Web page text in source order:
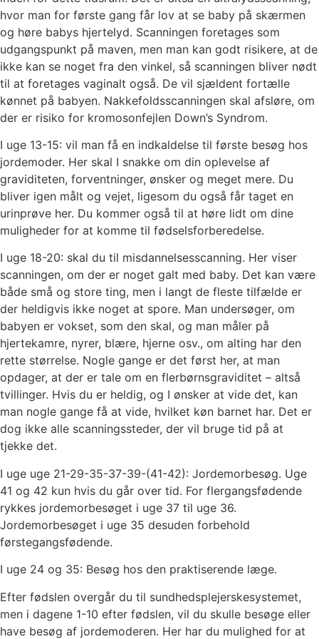
hvor man for første gang får lov at se baby på skærmen
og høre babys hjertelyd. Scanningen foretages som
udgangspunkt på maven, men man kan godt risikere, at de
ikke kan se noget fra den vinkel, så scanningen bliver nødt
til at foretages vaginalt også. De vil sjældent fortælle
kønnet på babyen. Nakkefoldsscanningen skal afsløre, om
der er risiko for kromosonfejlen Down’s Syndrom.
I uge 13-15: vil man få en indkaldelse til første besøg hos
jordemoder. Her skal I snakke om din oplevelse af
graviditeten, forventninger, ønsker og meget mere. Du
bliver igen målt og vejet, ligesom du også får taget en
urinprøve her. Du kommer også til at høre lidt om dine
muligheder for at komme til fødselsforberedelse.
I uge 18-20: skal du til misdannelsesscanning. Her viser
scanningen, om der er noget galt med baby. Det kan være
både små og store ting, men i langt de fleste tilfælde er
der heldigvis ikke noget at spore. Man undersøger, om
babyen er vokset, som den skal, og man måler på
hjertekamre, nyrer, blære, hjerne osv., om alting har den
rette størrelse. Nogle gange er det først her, at man
opdager, at der er tale om en flerbørnsgraviditet – altså
tvillinger. Hvis du er heldig, og I ønsker at vide det, kan
man nogle gange få at vide, hvilket køn barnet har. Det er
dog ikke alle scanningssteder, der vil bruge tid på at
tjekke det.
I uge uge 21-29-35-37-39-(41-42): Jordemorbesøg. Uge
41 og 42 kun hvis du går over tid. For flergangsfødende
rykkes jordemorbesøget i uge 37 til uge 36.
Jordemorbesøget i uge 35 desuden forbehold
førstegangsfødende.
I uge 24 og 35: Besøg hos den praktiserende læge.
Efter fødslen overgår du til sundhedsplejerskesystemet,
men i dagene 1-10 efter fødslen, vil du skulle besøge eller
have besøg af jordemoderen. Her har du mulighed for at